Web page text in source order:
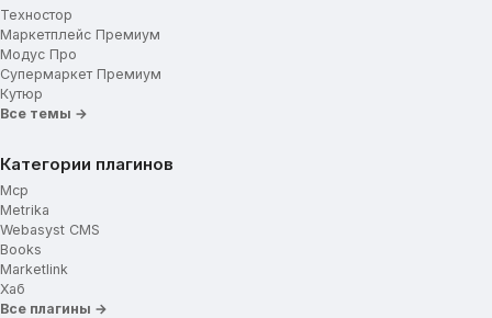
Техностор
Маркетплейс Премиум
Модус Про
Супермаркет Премиум
Кутюр
Все темы →
Категории плагинов
Mcp
Metrika
Webasyst CMS
Books
Marketlink
Хаб
Все плагины →